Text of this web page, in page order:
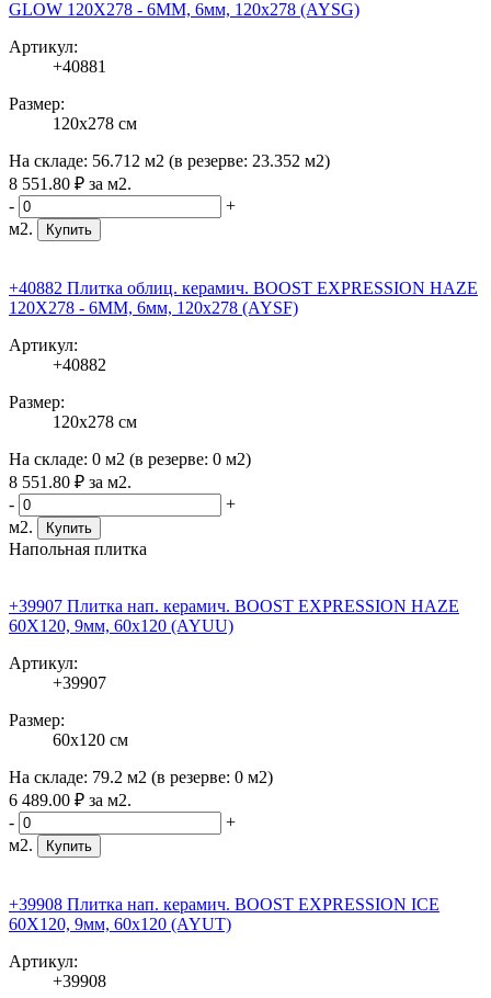
GLOW 120X278 - 6MM, 6мм, 120x278 (AYSG)
Артикул:
+40881
Размер:
120x278 см
На складе: 56.712 м2 (в резерве: 23.352 м2)
8 551 .80 ₽ за м2.
-
+
м2.
Купить
+40882 Плитка облиц. керамич. BOOST EXPRESSION HAZE
120X278 - 6MM, 6мм, 120x278 (AYSF)
Артикул:
+40882
Размер:
120x278 см
На складе: 0 м2 (в резерве: 0 м2)
8 551 .80 ₽ за м2.
-
+
м2.
Купить
Напольная плитка
+39907 Плитка нап. керамич. BOOST EXPRESSION HAZE
60X120, 9мм, 60x120 (AYUU)
Артикул:
+39907
Размер:
60x120 см
На складе: 79.2 м2 (в резерве: 0 м2)
6 489.00 ₽ за м2.
-
+
м2.
Купить
+39908 Плитка нап. керамич. BOOST EXPRESSION ICE
60X120, 9мм, 60x120 (AYUT)
Артикул:
+39908